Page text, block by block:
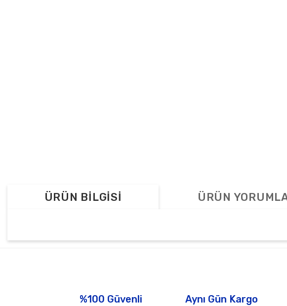
ÜRÜN BİLGİSİ ÜRÜN
%100 Güvenli
Aynı Gün Kargo